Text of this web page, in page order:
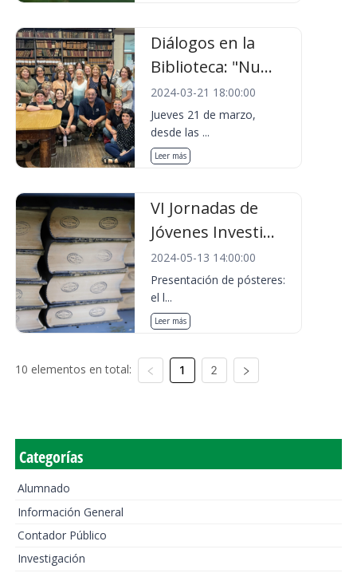
Diálogos en la
Biblioteca: "Nu...
2024-03-21 18:00:00
Jueves 21 de marzo,
desde las ...
Leer más
VI Jornadas de
Jóvenes Investi...
2024-05-13 14:00:00
Presentación de pósteres:
el l...
Leer más
10 elementos en total: 1 2
Categorías
Alumnado
Información General
Contador Público
Investigación